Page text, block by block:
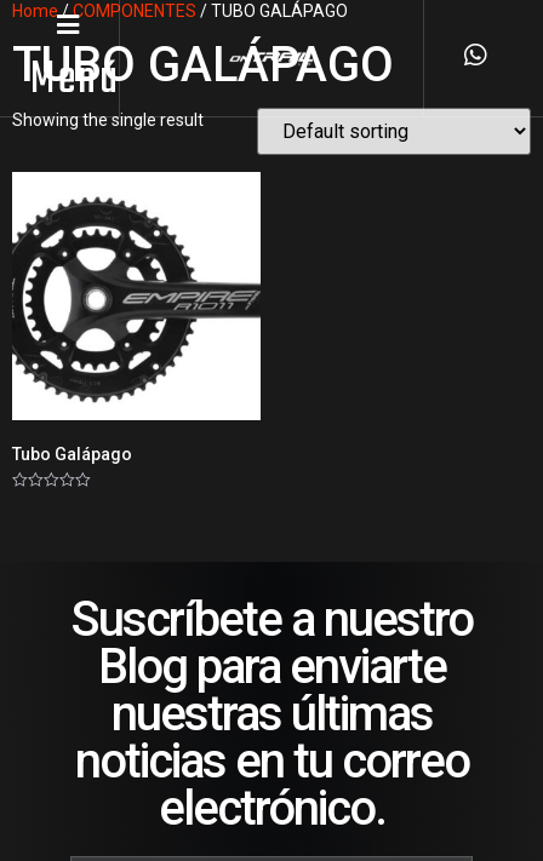
Menú
Home/COMPONENTES / TUBO GALÁPAGO
TUBO GALÁPAGO
Showing the single result
Tubo Galápago
Suscríbete a nuestro
Blog para enviarte
nuestras últimas
noticias en tu correo
electrónico.